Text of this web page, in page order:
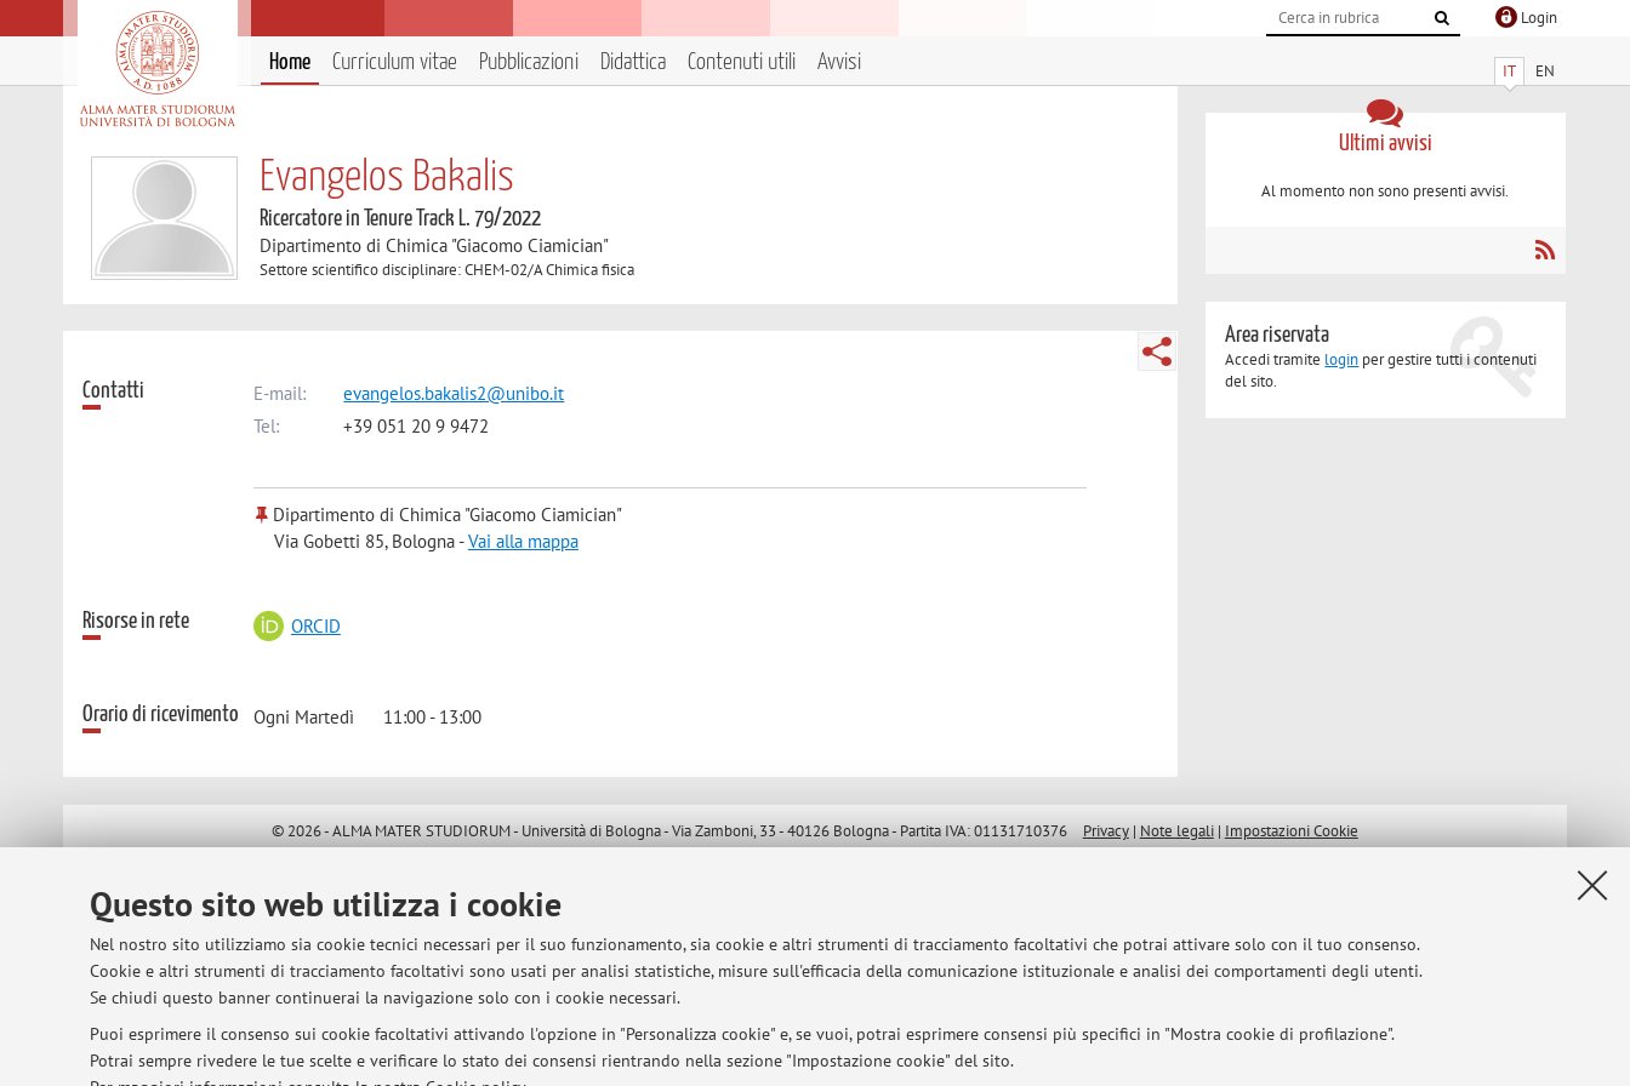
Questo sito web utilizza i cookie
Nel nostro sito utilizziamo sia cookie tecnici necessari per il suo funzionamento, sia cookie e altri strumenti di tracciamento facoltativi che potrai attivare solo con il tuo consenso.
Cookie e altri strumenti di tracciamento facoltativi sono usati per analisi statistiche, misure sull'efficacia della comunicazione istituzionale e analisi dei comportamenti degli utenti.
Se chiudi questo banner continuerai la navigazione solo con i cookie necessari.
Puoi esprimere il consenso sui cookie facoltativi attivando l'opzione in "Personalizza cookie" e, se vuoi, potrai esprimere consensi più specifici in "Mostra cookie di profilazione".
Potrai sempre rivedere le tue scelte e verificare lo stato dei consensi rientrando nella sezione "Impostazione cookie" del sito.
Login
IT EN
Home Curriculum vitae Pubblicazioni Didattica Contenuti utili Avvisi
Evangelos Bakalis
Ricercatore in Tenure Track L. 79/2022
Dipartimento di Chimica "Giacomo Ciamician"
Settore scientifico disciplinare: CHEM-02/A Chimica fisica
Contatti E-mail:
evangelos.bakalis2@unibo.it
Tel:
+39 051 20 9 9472
Dipartimento di Chimica "Giacomo Ciamician"
Via Gobetti 85, Bologna -Vai alla mappa
Risorse in rete ORCID
Orario di ricevimento Ogni Martedì 11:00 - 13:00
Ultimi avvisi
Al momento non sono presenti avvisi.
Area riservata
Accedi tramite login per gestire tutti i contenuti
del sito.
© 2026 - ALMA MATER STUDIORUM - Università di Bologna - Via Zamboni, 33 - 40126 Bologna - Partita IVA: 01131710376 Privacy| Note legali| Impostazioni Cookie